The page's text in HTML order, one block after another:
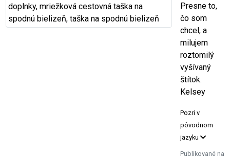
Presne to,
čo som
chcel, a
milujem
roztomilý
vyšívaný
štítok.
Kelsey
Pozri v
pôvodnom
jazyku
Publikované na